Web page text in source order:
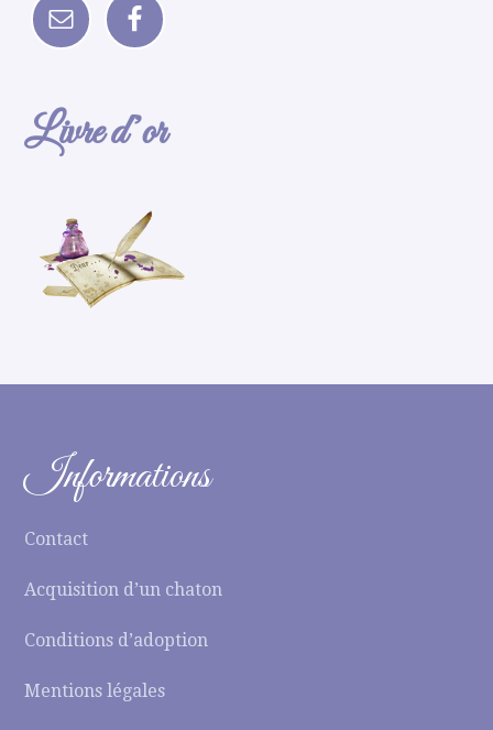
Livre d’or
Informations
Contact
Acquisition d’un chaton
Conditions d’adoption
Mentions légales